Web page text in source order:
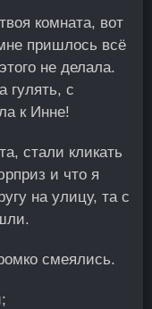
комната, вот
пришлось всё
не делала.
гулять, с
к Инне!
стали кликать
и что я
на улицу, та с
смеялись.